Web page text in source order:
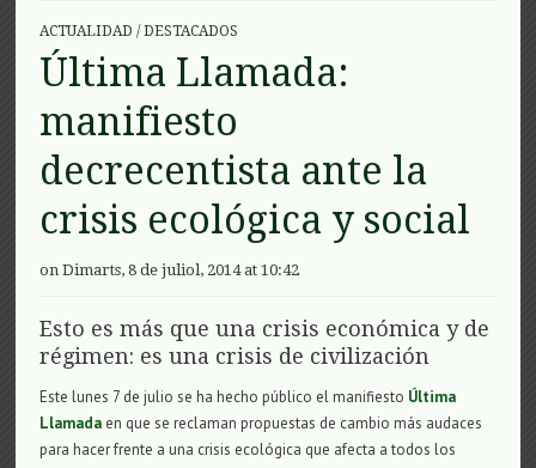
ACTUALIDAD /DESTACADOS
Última Llamada:
manifiesto
decrecentista ante la
crisis ecológica y social
on Dimarts, 8 de juliol, 2014 at 10:42
Esto es más que una crisis económica y de
régimen: es una crisis de civilización
Este lunes 7 de julio se ha hecho público el manifiesto Última
Llamada en que se reclaman propuestas de cambio más audaces
para hacer frente a una crisis ecológica que afecta a todos los